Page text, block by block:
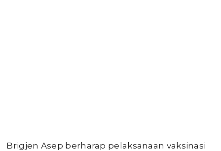
Brigjen Asep berharap pelaksanaan vaksinasi